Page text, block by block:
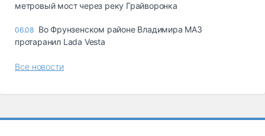
метровый мост через реку Грайворонка
06.08 Во Фрунзенском районе Владимира МАЗ
протаранил Lada Vesta
Все новости